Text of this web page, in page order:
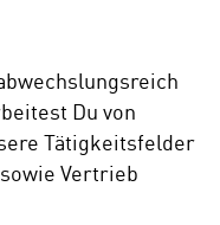
Du von
Tätigkeitsfelder
Vertrieb